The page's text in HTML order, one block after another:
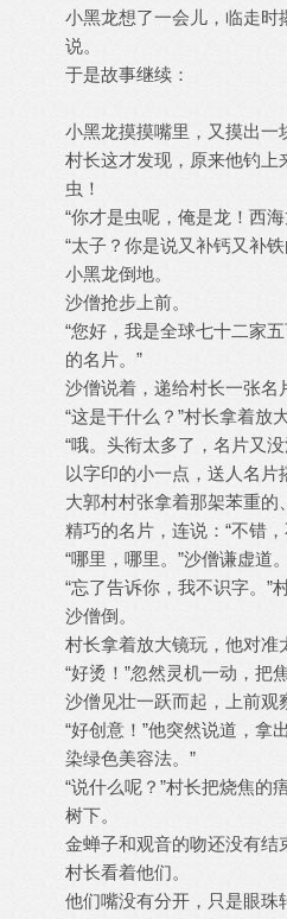
小黑龙想了一会儿，临走时
说。
于是故事继续：
小黑龙摸摸嘴里，又摸出一
村长这才发现，原来他钓
虫！
“你才是虫呢，俺是龙！西
“太子？你是说又补钙又补
小黑龙倒地。
沙僧抢步上前。
“您好，我是全球七十二家
的名片。”
沙僧说着，递给村长一张名
“这是干什么？”村长拿着放
“哦。头衔太多了，名片又
以字印的小一点，送人名片
大郭村村张拿着那架苯重
精巧的名片，连说：“不错，
“哪里，哪里。”沙僧谦虚道。
“忘了告诉你，我不识字。”
沙僧倒。
村长拿着放大镜玩，他对准
“好烫！”忽然灵机一动，把
沙僧见壮一跃而起，上前观
“好创意！”他突然说道，拿
染绿色美容法。”
“说什么呢？”村长把烧焦的
树下。
金蝉子和观音的吻还没有结
村长看着他们。
他们嘴没有分开，只是眼珠